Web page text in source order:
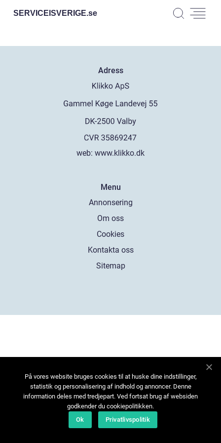
SERVICEISVERIGE.se
Adress
web: www.klikko.dk
Menu
Annonsering
Om oss
Cookies
Kontakta oss
Sitemap
På vores website bruges cookies til at huske dine indstillinger,
statistik og personalisering af indhold og annoncer. Denne
information deles med tredjepart. Ved fortsat brug af websiden
godkender du cookiepolitikken.
Ok
Privatlivspolitik